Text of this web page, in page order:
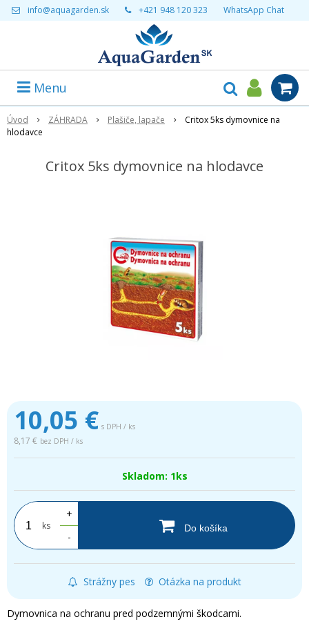
info@aquagarden.sk +421 948 120 323 WhatsApp Chat
Menu
Úvod ZÁHRADA Plašiče, lapače
Critox 5ks dymovnice na
hlodavce
Critox 5ks dymovnice na hlodavce
10,05 € s DPH / ks
8,17 € bez DPH / ks
Skladom: 1ks
ks
+
-
Do košíka
Strážny pes Otázka na produkt
Dymovnica na ochranu pred podzemnými škodcami.